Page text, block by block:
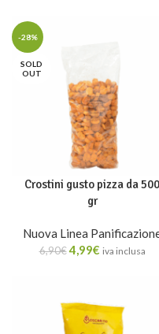
-28%
SOLD
OUT
Crostini gusto pizza da 500
gr
Nuova Linea
6,90€4,99€ iva inclusa